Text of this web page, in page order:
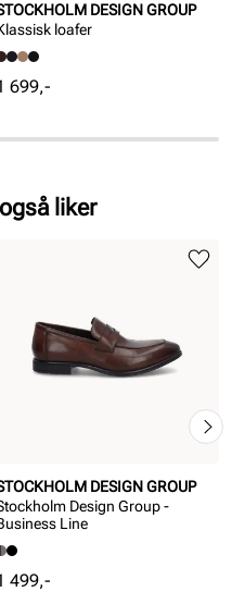
DESIGN GROUP
loafer
699,-
liker
DESIGN GROUP
Design Group -
Line
499,-